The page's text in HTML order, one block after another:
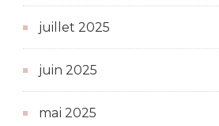
juillet 2025
juin 2025
mai 2025